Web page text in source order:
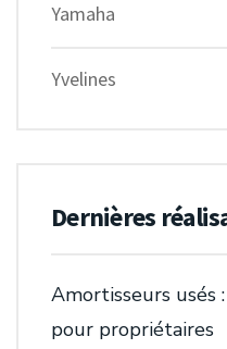
Yamaha
Yvelines
Dernières
Amortisseurs usés
pour propriétaires